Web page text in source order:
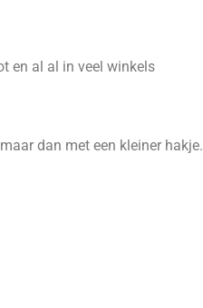
en al al in veel winkels
dan met een kleiner hakje.